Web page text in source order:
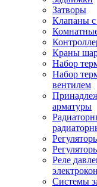
Затворы
Клапаны с
Краны
Набор
Набор
вентилем
арматуры
Реле
Системы